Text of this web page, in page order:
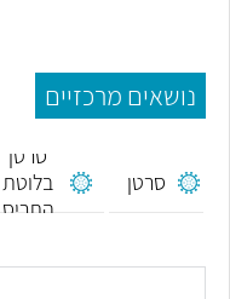
נושאים מרכזיים
סרטן
סרטן
בלוטת
התריס